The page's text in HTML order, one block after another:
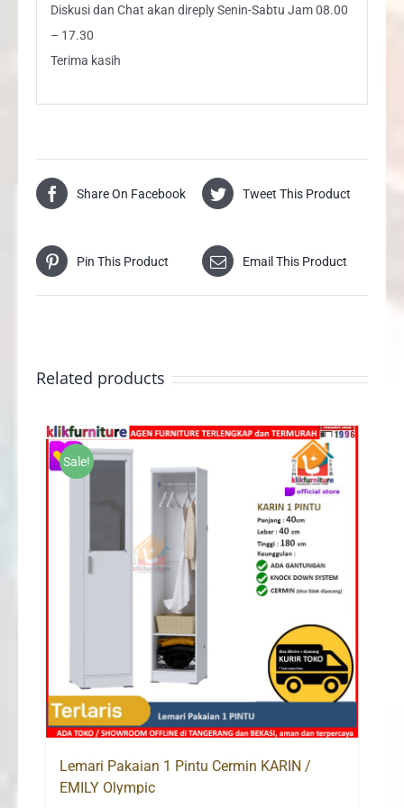
Diskusi dan Chat akan direply Senin-Sabtu Jam 08.00
– 17.30
Terima kasih
Share On Facebook Tweet This Product
Pin This Product Email This Product
Related products
Sale!
Lemari Pakaian 1 Pintu Cermin KARIN /
EMILY Olympic